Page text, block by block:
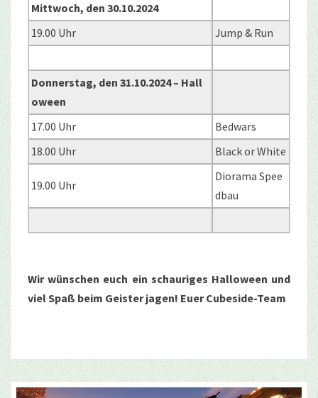
Mittwoch, den 30.10.2024
19.00 Uhr
Jump & Run
Donnerstag, den 31.10.2024 – Hall
oween
17.00 Uhr
Bedwars
18.00 Uhr
Black or White
19.00 Uhr
Diorama Spee
dbau
Wir wünschen euch ein schauriges Halloween und
viel Spaß beim Geister jagen! Euer Cubeside-Team